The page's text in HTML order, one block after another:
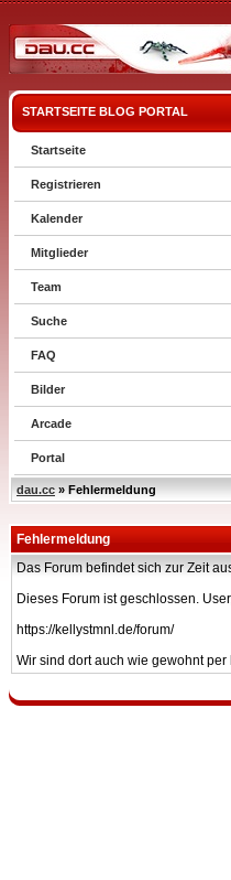
STARTSEITE BLOG PORTAL
Startseite
Registrieren
Kalender
Mitglieder
Team
Suche
FAQ
Bilder
Arcade
Portal
dau.cc » Fehlermeldung
Fehlermeldung
Das Forum befindet sich zur Zeit
Dieses Forum ist geschlossen.
https://kellystmnl.de/forum/
Wir sind dort auch wie gewohnt